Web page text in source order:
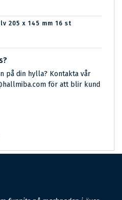
205 x 145 mm 16 st
på din hylla? Kontakta vår
för att blir kund